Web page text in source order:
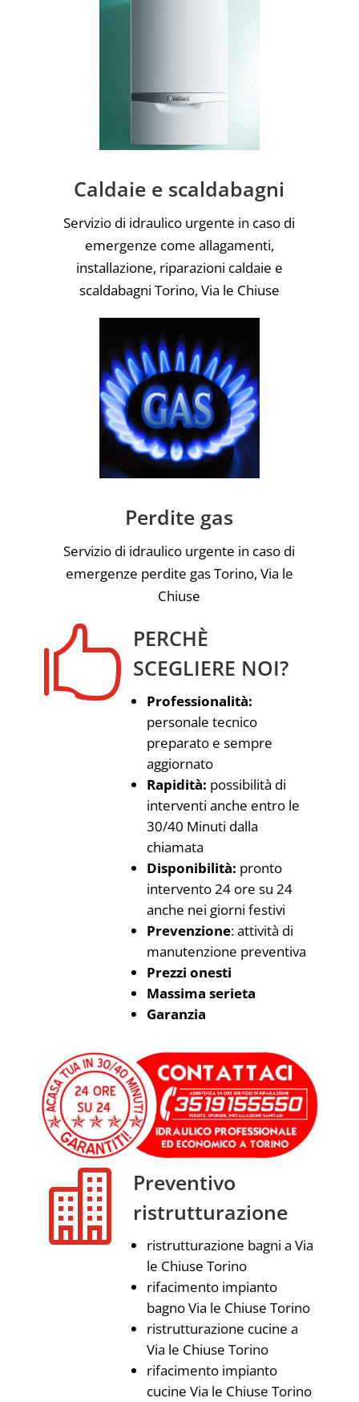
Caldaie e scaldabagni
Servizio di idraulico urgente in caso di
emergenze come allagamenti,
installazione, riparazioni caldaie e
scaldabagni Torino, Via le Chiuse
Perdite gas
Servizio di idraulico urgente in caso di
emergenze perdite gas Torino, Via le
Chiuse
 PERCHÈ
SCEGLIERE NOI?
Professionalità:
personale tecnico
preparato e sempre
aggiornato
Rapidità: possibilità di
interventi anche entro le
30/40 Minuti dalla
chiamata
Disponibilità: pronto
intervento 24 ore su 24
anche nei giorni festivi
Prevenzione: attività di
manutenzione preventiva
Prezzi onesti
Massima serieta
Garanzia

Preventivo
ristrutturazione
ristrutturazione bagni a Via
le Chiuse Torino
rifacimento impianto
bagno Via le Chiuse Torino
ristrutturazione cucine a
Via le Chiuse Torino
rifacimento impianto
cucine Via le Chiuse Torino